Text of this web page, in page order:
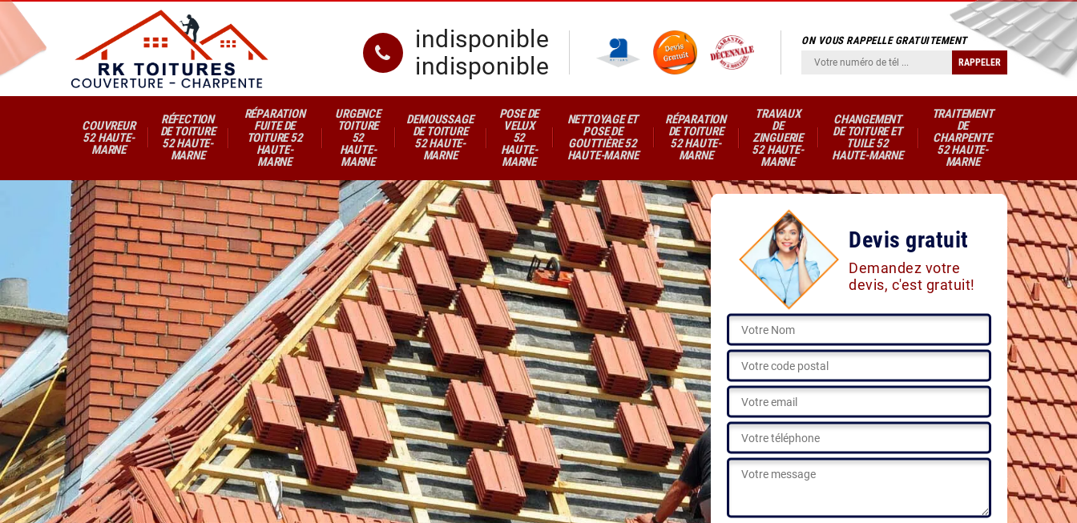
indisponible
indisponible
ON VOUS RAPPELLE GRATUITEMENT
COUVREUR
52 HAUTE-
MARNE
RÉFECTION
DE TOITURE
52 HAUTE-
MARNE
RÉPARATION
FUITE DE
TOITURE 52
HAUTE-
MARNE
URGENCE
TOITURE
52
HAUTE-
MARNE
DEMOUSSAGE
DE TOITURE
52 HAUTE-
MARNE
POSE DE
VELUX
52
HAUTE-
MARNE
NETTOYAGE ET
POSE DE
GOUTTIÈRE 52
HAUTE-MARNE
RÉPARATION
DE TOITURE
52 HAUTE-
MARNE
TRAVAUX
DE
ZINGUERIE
52 HAUTE-
MARNE
CHANGEMENT
DE TOITURE ET
TUILE 52
HAUTE-MARNE
TRAITEMENT
DE
CHARPENTE
52 HAUTE-
MARNE
Devis gratuit
Demandez votre
devis, c'est gratuit!